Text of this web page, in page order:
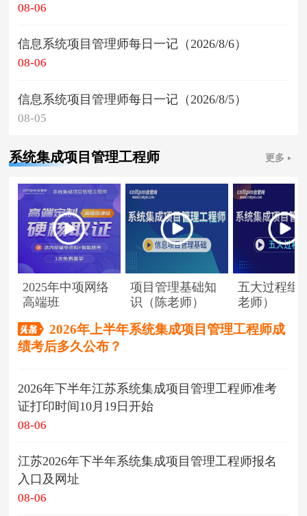
08-06
信息系统项目管理师每日一记（2026/8/6）
08-06
信息系统项目管理师每日一记（2026/8/5）
08-05
系统集成项目管理工程师 更多
2025年中项网络
高端班
项目管理基础知
识（陈老师）
五大过程组
老师）
2026年上半年系统集成项目管理工程师成
绩考后多久公布？
2026年下半年江苏系统集成项目管理工程师准考
证打印时间10月19日开始
08-06
江苏2026年下半年系统集成项目管理工程师报名
入口及网址
08-06